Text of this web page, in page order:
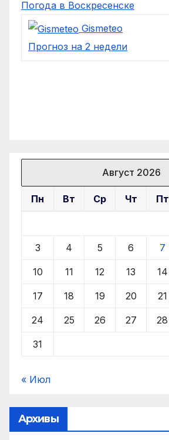
Погода в Воскресенске
Gismeteo
Прогноз на 2 недели
Август 2026
Пн Вт Ср Чт Пт
3 4 5 6 7
10 11 12 13 14
17 18 19 20 21
24 25 26 27 28
31
« Июл
Архивы